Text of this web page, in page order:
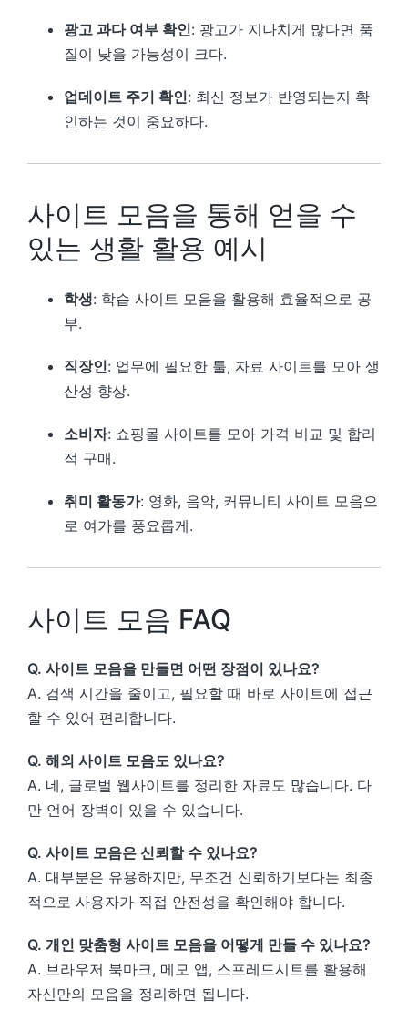
광고 과다 여부 확인: 광고가 지나치게 많다면 품
질이 낮을 가능성이 크다.
업데이트 주기 확인: 최신 정보가 반영되는지 확
인하는 것이 중요하다.
사이트 모음을 통해 얻을 수
있는 생활 활용 예시
학생: 학습 사이트 모음을 활용해 효율적으로 공
부.
직장인: 업무에 필요한 툴, 자료 사이트를 모아 생
산성 향상.
소비자: 쇼핑몰 사이트를 모아 가격 비교 및 합리
적 구매.
취미 활동가: 영화, 음악, 커뮤니티 사이트 모음으
로 여가를 풍요롭게.
사이트 모음 FAQ
Q. 사이트 모음을 만들면 어떤 장점이 있나요?
A. 검색 시간을 줄이고, 필요할 때 바로 사이트에 접근
할 수 있어 편리합니다.
Q. 해외 사이트 모음도 있나요?
A. 네, 글로벌 웹사이트를 정리한 자료도 많습니다. 다
만 언어 장벽이 있을 수 있습니다.
Q. 사이트 모음은 신뢰할 수 있나요?
A. 대부분은 유용하지만, 무조건 신뢰하기보다는 최종
적으로 사용자가 직접 안전성을 확인해야 합니다.
Q. 개인 맞춤형 사이트 모음을 어떻게 만들 수 있나요?
A. 브라우저 북마크, 메모 앱, 스프레드시트를 활용해
자신만의 모음을 정리하면 됩니다.